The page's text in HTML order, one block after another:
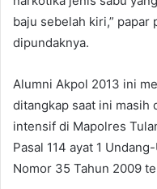
baju sebelah kiri,”
dipundaknya.
Alumni Akpol 2013 ini
ditangkap saat ini masih
intensif di Mapolres
Pasal 114 ayat 1
Nomor 35 Tahun 2009